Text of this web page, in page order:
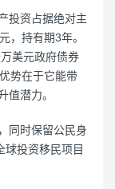
投资占据绝对主
，持有期3年。
美元政府债券
势在于它能带
值潜力。
同时保留公民身
球投资移民项目